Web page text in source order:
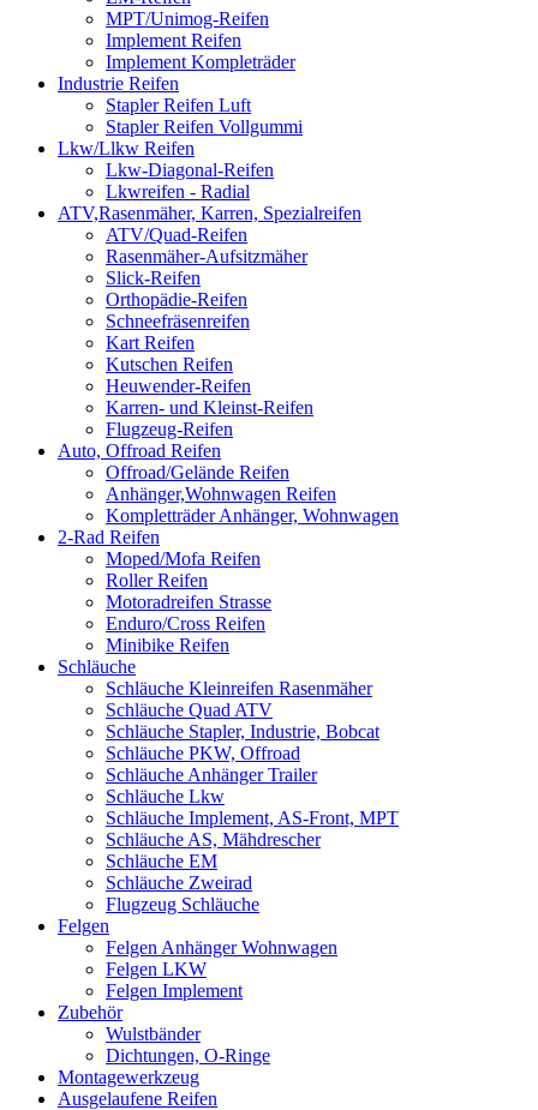
MPT/Unimog-Reifen
Implement Reifen
Implement Kompleträder
Industrie Reifen
Stapler Reifen Luft
Stapler Reifen Vollgummi
Lkw/Llkw Reifen
Lkw-Diagonal-Reifen
Lkwreifen - Radial
ATV,Rasenmäher, Karren, Spezialreifen
ATV/Quad-Reifen
Rasenmäher-Aufsitzmäher
Slick-Reifen
Orthopädie-Reifen
Schneefräsenreifen
Kart Reifen
Kutschen Reifen
Heuwender-Reifen
Karren- und Kleinst-Reifen
Flugzeug-Reifen
Auto, Offroad Reifen
Offroad/Gelände Reifen
Anhänger,Wohnwagen Reifen
Kompletträder Anhänger, Wohnwagen
2-Rad Reifen
Moped/Mofa Reifen
Roller Reifen
Motoradreifen Strasse
Enduro/Cross Reifen
Minibike Reifen
Schläuche
Schläuche Kleinreifen Rasenmäher
Schläuche Quad ATV
Schläuche Stapler, Industrie, Bobcat
Schläuche PKW, Offroad
Schläuche Anhänger Trailer
Schläuche Lkw
Schläuche Implement, AS-Front, MPT
Schläuche AS, Mähdrescher
Schläuche EM
Schläuche Zweirad
Flugzeug Schläuche
Felgen
Felgen Anhänger Wohnwagen
Felgen LKW
Felgen Implement
Zubehör
Wulstbänder
Dichtungen, O-Ringe
Montagewerkzeug
Ausgelaufene Reifen